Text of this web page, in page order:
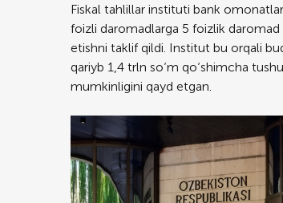
Fiskal tahlillar instituti bank
foizli daromadlarga 5 foizlik daromad
etishni taklif qildi. Institut bu orqali
qariyb 1,4 trln so‘m qo‘shimcha
mumkinligini qayd etgan.